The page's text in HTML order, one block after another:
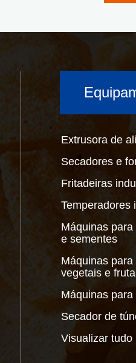
Extrusora de
Secadores e
Fritadeiras
Temperadores
Máquinas
e sementes
Máquinas
vegetais e
Máquinas para
Secador de
Visualizar tudo